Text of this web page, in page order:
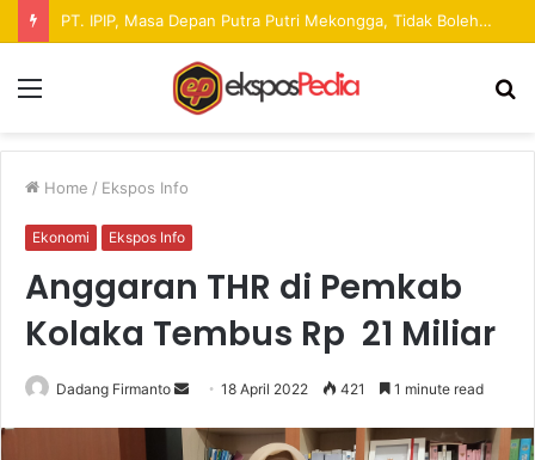
Pekan Raya ANTAM Hadirkan Ruang Promosi UMKM dan Hiburan bagi Masyarakat
Home / Ekspos Info
Ekonomi Ekspos Info
Anggaran THR di Pemkab
Kolaka Tembus Rp 21 Miliar
Dadang Firmanto 18 April 2022 421 1 minute read